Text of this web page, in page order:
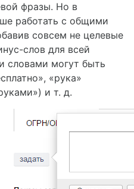
фразы. Но в
работать с общими
совсем не целевые
слов для всей
словами могут быть
«рука»
и т. д.